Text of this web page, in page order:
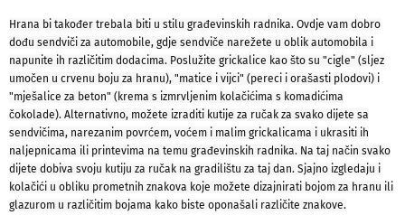
Hrana bi također trebala biti u stilu građevinskih radnika. Ovdje vam dobro
dođu sendviči za automobile, gdje sendviče narežete u oblik automobila i
napunite ih različitim dodacima. Poslužite grickalice kao što su "cigle" (sljez
umočen u crvenu boju za hranu), "matice i vijci" (pereci i orašasti plodovi) i
"mješalice za beton" (krema s izmrvljenim kolačićima s komadićima
čokolade). Alternativno, možete izraditi kutije za ručak za svako dijete sa
sendvičima, narezanim povrćem, voćem i malim grickalicama i ukrasiti ih
naljepnicama ili printevima na temu građevinskih radnika. Na taj način svako
dijete dobiva svoju kutiju za ručak na gradilištu za taj dan. Sjajno izgledaju i
kolačići u obliku prometnih znakova koje možete dizajnirati bojom za hranu ili
glazurom u različitim bojama kako biste oponašali različite znakove.